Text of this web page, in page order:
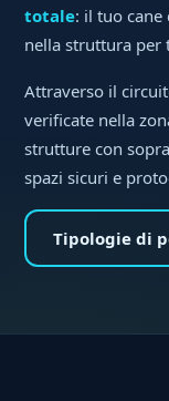
totale: il tuo
nella struttura per
Attraverso il
verificate nella
strutture con
spazi sicuri e
Tipologie di